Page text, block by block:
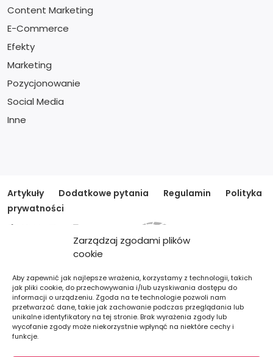
Zarządzaj zgodami plików
cookie
Aby zapewnić jak najlepsze wrażenia, korzystamy z technologii, takich
jak pliki cookie, do przechowywania i/lub uzyskiwania dostępu do
informacji o urządzeniu. Zgoda na te technologie pozwoli nam
przetwarzać dane, takie jak zachowanie podczas przeglądania lub
unikalne identyfikatory na tej stronie. Brak wyrażenia zgody lub
wycofanie zgody może niekorzystnie wpłynąć na niektóre cechy i
funkcje.
Content Marketing
E-Commerce
Efekty
Marketing
Pozycjonowanie
Social Media
Inne
Artykuły Dodatkowe pytania Regulamin
Polityka
prywatności
Copyright © Backlink24.pl - Kompleksowe Pozyskiwanie Linków.